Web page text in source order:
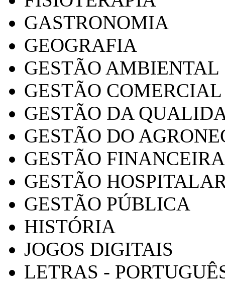
GASTRONOMIA
GEOGRAFIA
GESTÃO AMBIENTAL
GESTÃO COMERCIAL
GESTÃO DA
GESTÃO DO
GESTÃO FINANCEIRA
GESTÃO
GESTÃO PÚBLICA
HISTÓRIA
JOGOS DIGITAIS
LETRAS -